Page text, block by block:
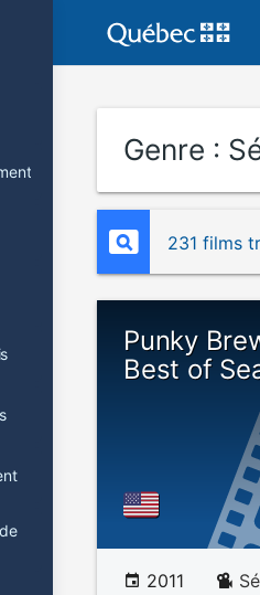
Genre :
231 films
Punky
Best of
2011